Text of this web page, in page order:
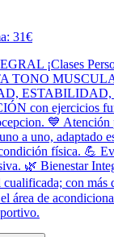
31€
¡Clases
TONO
ESTABILIDAD,
con ejercicios
💙 Atención
a uno, adaptado
física. 💪
🌿 Bienestar
cualificada; con más
área de